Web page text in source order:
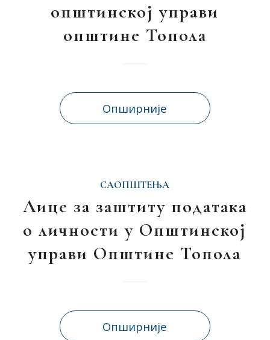
општинској управи
општине Топола
Опширније
САОПШТЕЊА
Лице за заштиту података
о личности у Општинској
управи Општине Топола
Опширније